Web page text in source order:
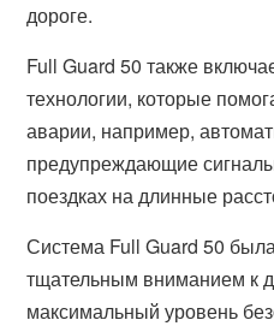
дороге.
Full Guard 50 также
технологии, которые
аварии, например,
предупреждающие
поездках на длинные
Система Full Guard 50
тщательным вниманием к
максимальный уровень